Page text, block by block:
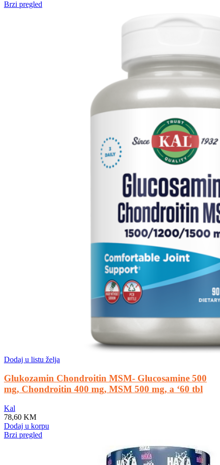
Brzi pregled
Dodaj u listu želja
Glukozamin Chondroitin MSM- Glucosamine 500
mg, Chondroitin 400 mg, MSM 500 mg, a ‘60 tbl
Kal
78,60 KM
Dodaj u korpu
Brzi pregled